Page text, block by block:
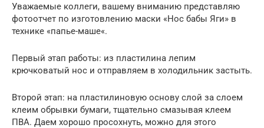
Уважаемые коллеги, вашему вниманию представляю
фотоотчет по изготовлению маски «Нос бабы Яги» в
технике «папье-маше«.
Первый этап работы: из пластилина лепим
крючковатый нос и отправляем в холодильник застыть.
Второй этап: на пластилиновую основу слой за слоем
клеим обрывки бумаги, тщательно смазывая клеем
ПВА. Даем хорошо просохнуть, можно для этого